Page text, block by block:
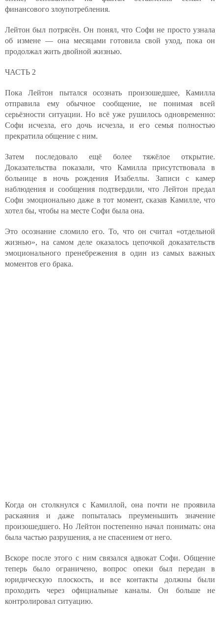
финансового злоупотребления.
Лейтон был потрясён. Он понял, что Софи не просто узнала
об измене — она месяцами готовила свой уход, пока он
продолжал жить двойной жизнью.
ЧАСТЬ 2
Пока Лейтон пытался осознать произошедшее, Камилла
отправила ему обычное сообщение, не понимая всей
серьёзности ситуации. Но всё уже рушилось одновременно:
Софи исчезла, его дочь исчезла, и его семья полностью
прекратила общение с ним.
Затем последовало ещё более тяжёлое открытие.
Доказательства показали, что Камилла присутствовала в
больнице в ночь рождения Изабеллы. Записи с камер
наблюдения и сообщения подтвердили, что Лейтон предал
Софи эмоционально даже в тот момент, сказав Камилле, что
хотел бы, чтобы на месте Софи была она.
Это осознание сломило его. То, что он считал «отдельной
жизнью», на самом деле оказалось цепочкой доказательств
эмоционального пренебрежения в один из самых важных
моментов его брака.
Когда он столкнулся с Камиллой, она почти не проявила
раскаяния и даже попыталась преуменьшить значение
произошедшего. Но Лейтон постепенно начал понимать: она
была частью разрушения, а не спасением от него.
Вскоре после этого с ним связался адвокат Софи. Общение
теперь было ограничено, вопрос опеки был передан в
юридическую плоскость, и все контакты должны были
проходить через официальные каналы. Он больше не
контролировал ситуацию.